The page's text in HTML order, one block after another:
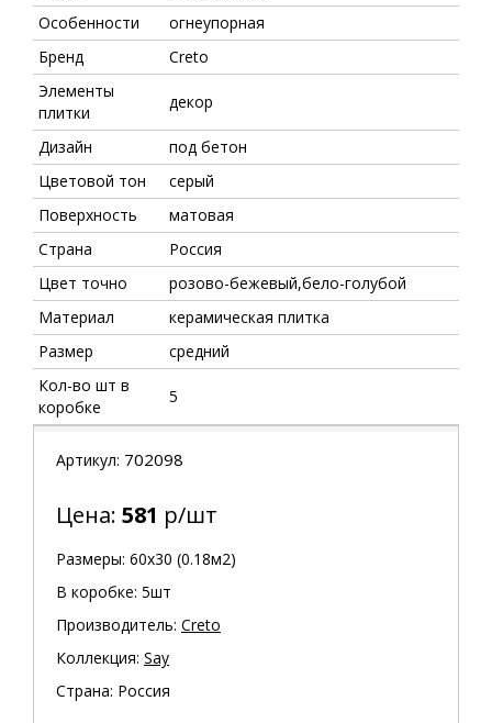
Особенности
огнеупорная
Бренд
Creto
Элементы
плитки
декор
Дизайн
под бетон
Цветовой тон
серый
Поверхность
матовая
Страна
Россия
Цвет точно
розово-бежевый,бело-голубой
Материал
керамическая плитка
Размер
средний
Кол-во шт в
коробке
5
Артикул: 702098
Цена: 581 р/шт
Размеры: 60х30 (0.18м2)
В коробке: 5шт
Производитель: Creto
Коллекция: Say
Страна: Россия